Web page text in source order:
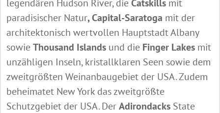
legendären Hudson River, dieCatskills mit
paradisischer Natur, Capital-Saratoga mit der
architektonisch wertvollen Hauptstadt Albany
sowieThousand Islands und die Finger Lakes mit
unzähligen Inseln, kristallklaren Seen sowie dem
zweitgrößten Weinanbaugebiet der USA. Zudem
beheimatet New York das zweitgrößte
Schutzgebiet der USA. DerAdirondacks State